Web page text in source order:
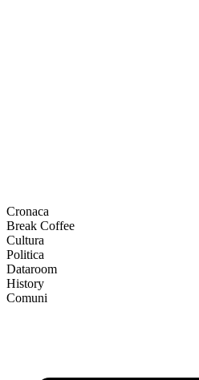
Cronaca
Break Coffee
Cultura
Politica
Dataroom
History
Comuni